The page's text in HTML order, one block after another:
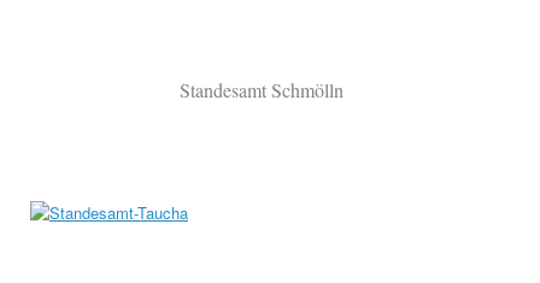
Standesamt Schmölln